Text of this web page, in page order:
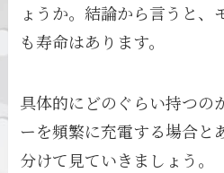
ょうか。結論から言うと、
も寿命はあります。
具体的にどのぐらい持つの
ーを頻繁に充電する場合と
分けて見ていきましょう。